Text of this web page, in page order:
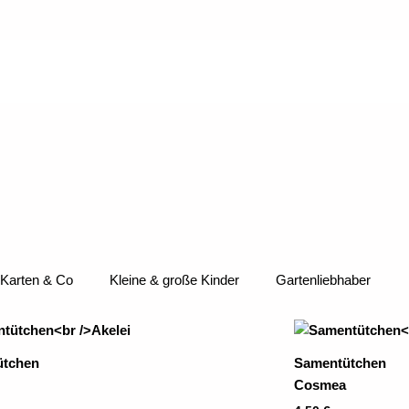
Karten & Co Kleine & große Kinder Gartenliebhaber
Samentütchen
Cosmea